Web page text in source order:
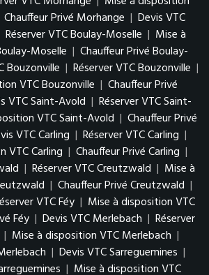
Chauffeur Privé Morhange | Devis VTC
Réserver VTC Boulay-Moselle | Mise à
Moselle | Chauffeur Privé Boulay-
Bouzonville | Réserver VTC Bouzonville |
VTC Bouzonville | Chauffeur Privé
VTC Saint-Avold | Réserver VTC Saint-
VTC Saint-Avold | Chauffeur Privé
VTC Carling | Réserver VTC Carling |
VTC Carling | Chauffeur Privé Carling |
| Réserver VTC Creutzwald | Mise à
| Chauffeur Privé Creutzwald |
VTC Féy | Mise à disposition VTC
Féy | Devis VTC Merlebach | Réserver
| Mise à disposition VTC Merlebach |
| Devis VTC Sarreguemines |
| Mise à disposition VTC